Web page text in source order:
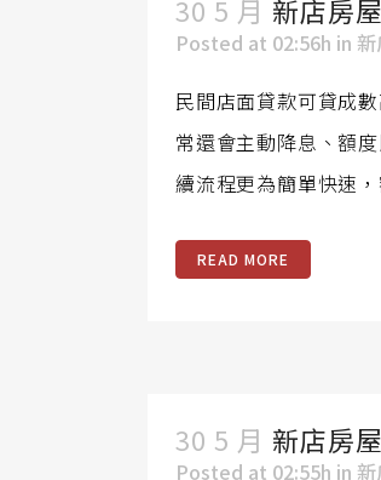
30 5 月 新店房
Posted at 02:56h in
民間店面貸款可貸成
常還會主動降息、額
續流程更為簡單快速
READ MORE
30 5 月 新店房
Posted at 02:55h in